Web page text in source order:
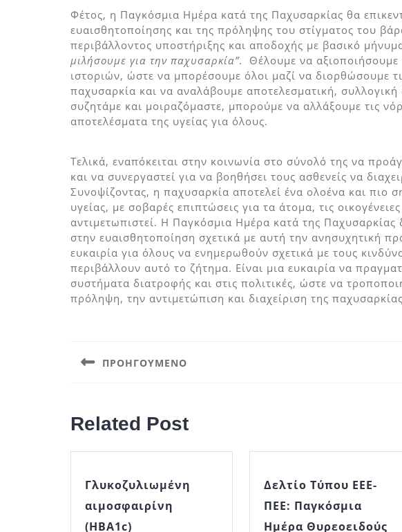
Φέτος, η Παγκόσμια Ημέρα κατά της Παχυσαρκίας θα
ευαισθητοποίησης και της πρόληψης του στίγματος του
περιβάλλοντος υποστήριξης και αποδοχής με βασικό
μιλήσουμε για την παχυσαρκία”. Θέλουμε να
ιστοριών, ώστε να μπορέσουμε όλοι μαζί να διορθώσουμε
παχυσαρκία και να αναλάβουμε αποτελεσματική, συλλογική
συζητάμε και μοιραζόμαστε, μπορούμε να αλλάξουμε τις
αποτελέσματα της υγείας για όλους.
Τελικά, εναπόκειται στην κοινωνία στο σύνολό της να
και να συνεργαστεί για να βοηθήσει τους ασθενείς να
Συνοψίζοντας, η παχυσαρκία αποτελεί ένα ολοένα και πιο
υγείας, με σοβαρές επιπτώσεις για τα άτομα, τις
αντιμετωπιστεί. Η Παγκόσμια Ημέρα κατά της Παχυσαρκίας
στην ευαισθητοποίηση σχετικά με αυτή την ανησυχητική
ευκαιρία για όλους να ενημερωθούν σχετικά με τους
περιβάλλουν αυτό το ζήτημα. Είναι μια ευκαιρία να
συστήματα διατροφής και στις πολιτικές, ώστε να
πρόληψη, την αντιμετώπιση και διαχείριση της
άρθρων
ΠΡΟΗΓΟΎΜΕΝΟ
Related Post
Γλυκοζυλιωμένη
αιμοσφαιρίνη
(HBA1c)
Δελτίο Τύπου ΕΕΕ-
ΠΕΕ: Παγκόσμια
Ημέρα Θυρεοειδούς